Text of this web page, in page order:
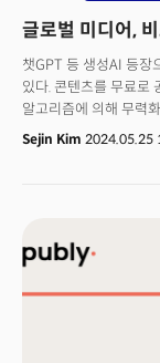
글로벌 미디어,
챗GPT 등 생성AI 등장
있다. 콘텐츠를 무료로
알고리즘에 의해 무력
등 글로벌 미디어들은
콘텐츠 유료화 전략은
콘텐츠를 자동으로 생
않아도 정보를 쉽게 얻
가능성이 있다. 이에 글
아마존 등 빅테크 플
보호에 나섰다. 콘텐
학습하는 것에 대한
Sejin Kim 2024.05.25